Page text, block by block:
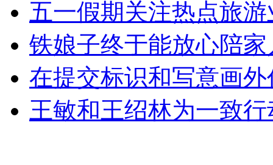
五一假期关注热点旅
铁娘子终于能放心陪
在提交标识和写意画
王敏和王绍林为一致行